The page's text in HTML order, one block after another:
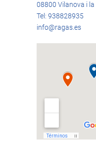
08800 Vilanova i
Tel: 938828935
info@ragas.es